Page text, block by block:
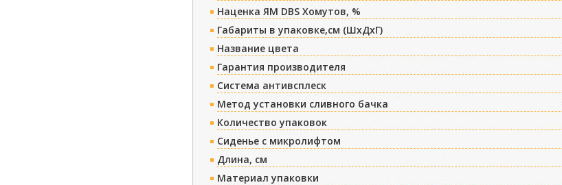
Наценка ЯМ DBS Хомутов, %
Габариты в упаковке,см (ШxДxГ)
Название цвета
Гарантия производителя
Система антивсплеск
Метод установки сливного бачка
Количество упаковок
Сиденье с микролифтом
Длина, см
Материал упаковки